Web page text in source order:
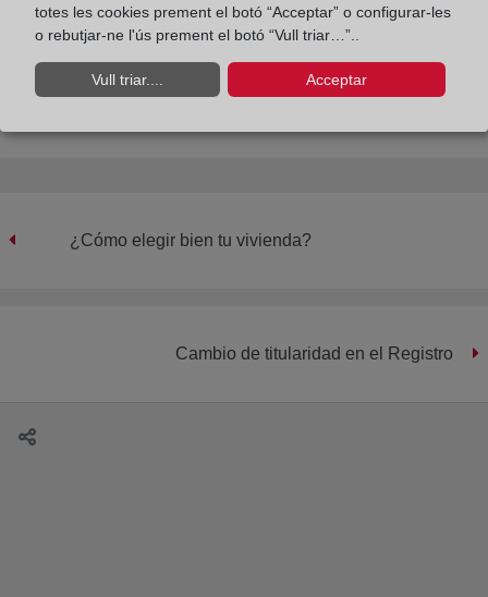
Compartir:
¿Cómo elegir bien tu vivienda?
Cambio de titularidad en el Registro
totes les cookies prement el botó “Acceptar” o configurar-les
o rebutjar-ne l'ús prement el botó “Vull triar…”..
Vull triar.... Acceptar